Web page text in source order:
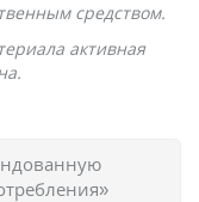
средством.
активная